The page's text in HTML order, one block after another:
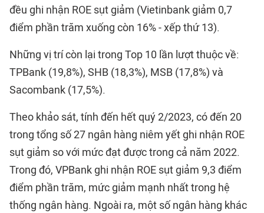
đều ghi nhận ROE sụt giảm (Vietinbank giảm 0,7
điểm phần trăm xuống còn 16% - xếp thứ 13).
Những vị trí còn lại trong Top 10 lần lượt thuộc về:
TPBank (19,8%), SHB (18,3%), MSB (17,8%) và
Sacombank (17,5%).
Theo khảo sát, tính đến hết quý 2/2023, có đến 20
trong tổng số 27 ngân hàng niêm yết ghi nhận ROE
sụt giảm so với mức đạt được trong cả năm 2022.
Trong đó, VPBank ghi nhận ROE sụt giảm 9,3 điểm
điểm phần trăm, mức giảm mạnh nhất trong hệ
thống ngân hàng. Ngoài ra, một số ngân hàng khác